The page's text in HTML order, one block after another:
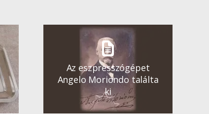
Az eszpresszógépet
Angelo Moriondo találta
ki